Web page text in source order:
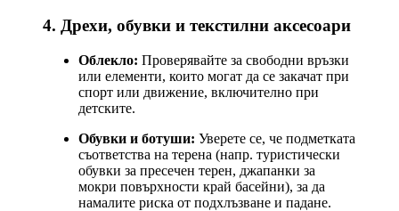
4. Дрехи, обувки и текстилни аксесоари
Облекло: Проверявайте за свободни връзки
или елементи, които могат да се закачат при
спорт или движение, включително при
детските.
Обувки и ботуши: Уверете се, че подметката
съответства на терена (напр. туристически
обувки за пресечен терен, джапанки за
мокри повърхности край басейни), за да
намалите риска от подхлъзване и падане.